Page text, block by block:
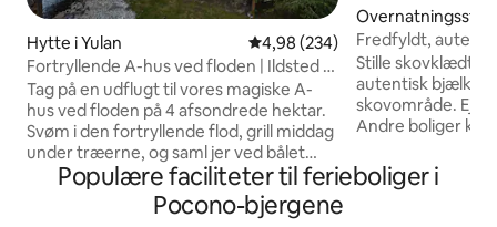
Hytte i Yulan 4,98 ud af 5 i gennemsnitlig
4,98 (234)
Fortryllende A-hus ved floden | Ildsted |
Magisk skov
Tag på en udflugt til vores magiske A-
hus ved floden på 4 afsondrede hektar.
Svøm i den fortryllende flod, grill middag
under træerne, og saml jer ved bålet
under blinkende lyskæder og en himmel
spredt med uendelige stjerner. Se
hjorte, ørne og ildfluer, mens du slapper
Overnatningssted
open
Fredfyldt,
skoven
Stille skovklædt
autentisk
skovområde.
Andre boliger kan
hytten. Kør
når GPS'en ikke
Populære faciliteter til ferieboliger i
Pocono-bjergene